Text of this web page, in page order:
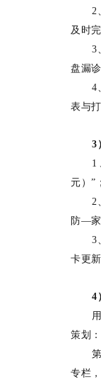
2
及时
3
盘漏
4
表与
3
1
元）”；
2
防—家
3
卡更新
4
策划：
专栏